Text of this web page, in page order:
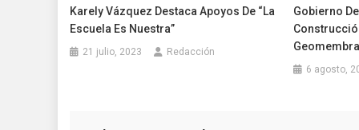
Karely Vázquez Destaca Apoyos De “La
Escuela Es Nuestra”
21 julio, 2023 Redacción
Gobierno
6 agosto,